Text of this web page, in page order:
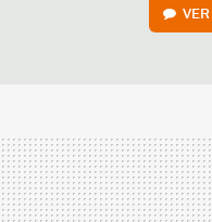
VER